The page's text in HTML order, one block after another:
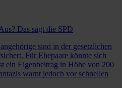
Das sagt die SPD
sind in der gesetzlichen
Für Ehepaare könnte sich
ein Eigenbeitrag in Höhe von 200
warnt jedoch vor schnellen